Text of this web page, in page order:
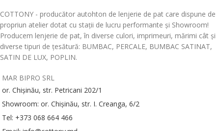
COTTONY - producător autohton de lenjerie de pat care dispune de
propriun atelier dotat cu stații de lucru performante și Showroom!
Producem lenjerie de pat, în diverse culori, imprimeuri, mărimi cât și
diverse tipuri de țesătură: BUMBAC, PERCALE, BUMBAC SATINAT,
SATIN DE LUX, POPLIN.
MAR BIPRO SRL
or. Chișinău, str. Petricani 202/1
Showroom: or. Chișinău, str. I. Creanga, 6/2
Tel: +373 068 664 466